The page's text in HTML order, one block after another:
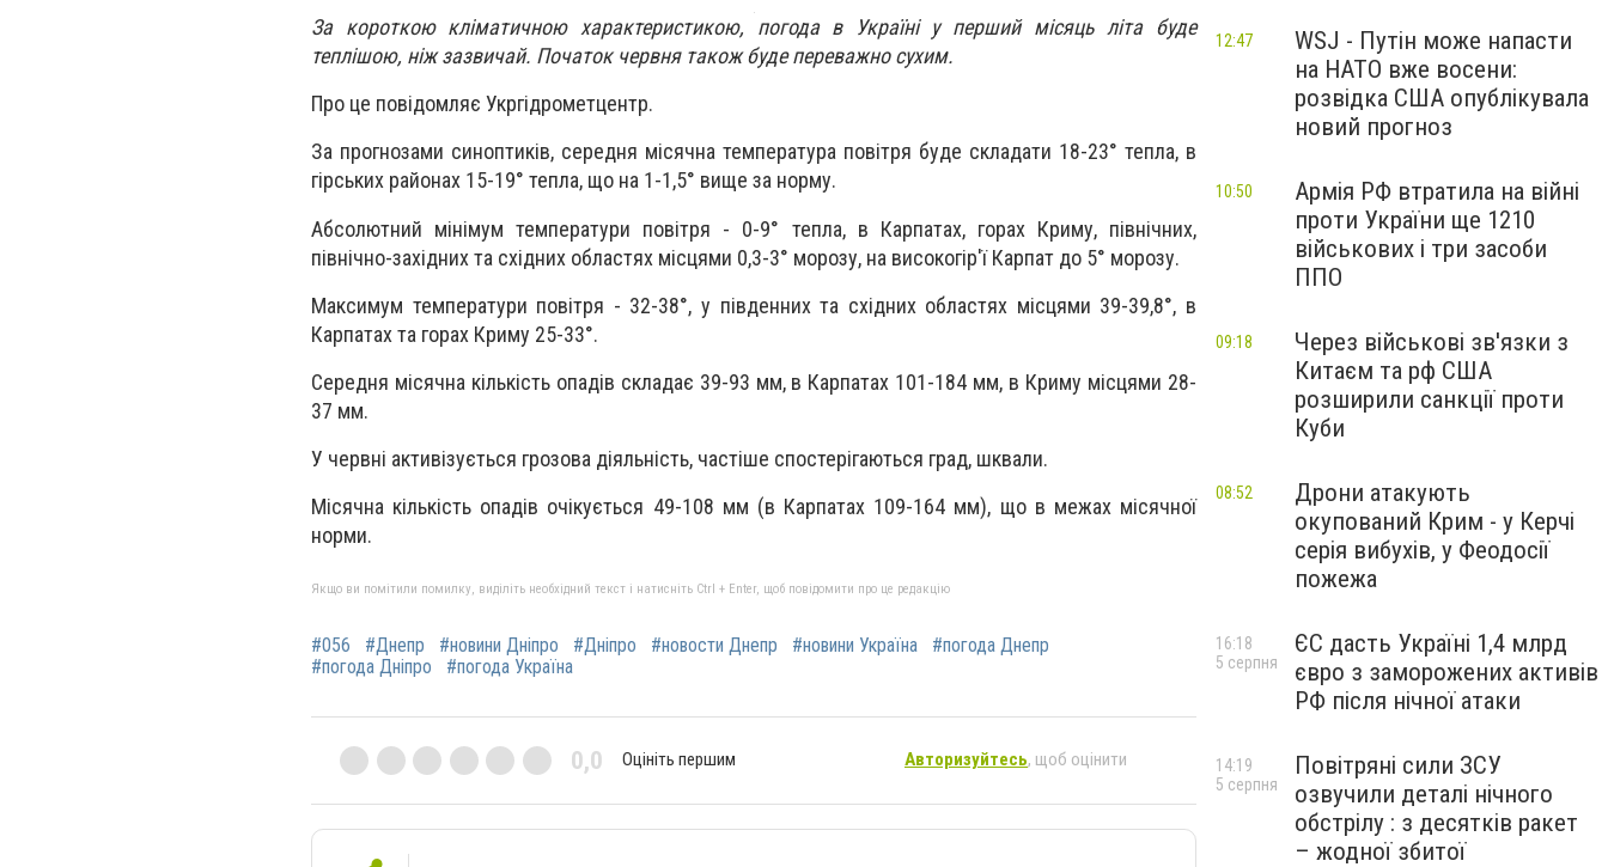
За короткою кліматичною характеристикою, погода в Україні у перший місяць літа буде
теплішою, ніж зазвичай. Початок червня також буде переважно сухим.
Про це повідомляє Укргідрометцентр.
За прогнозами синоптиків, середня місячна температура повітря буде складати 18-23° тепла, в
гірських районах 15-19° тепла, що на 1-1,5° вище за норму.
Абсолютний мінімум температури повітря - 0-9° тепла, в Карпатах, горах Криму, північних,
північно-західних та східних областях місцями 0,3-3° морозу, на високогір′ї Карпат до 5° морозу.
Максимум температури повітря - 32-38°, у південних та східних областях місцями 39-39,8°, в
Карпатах та горах Криму 25-33°.
Середня місячна кількість опадів складає 39-93 мм, в Карпатах 101-184 мм, в Криму місцями 28-
37 мм.
У червні активізується грозова діяльність, частіше спостерігаються град, шквали.
Місячна кількість опадів очікується 49-108 мм (в Карпатах 109-164 мм), що в межах місячної
норми.
Якщо ви помітили помилку, виділіть необхідний текст і натисніть Ctrl + Enter, щоб повідомити про це редакцію
#056 #Днепр #новини Дніпро #Дніпро #новости Днепр #новини Україна
#погода Днепр
#погода Дніпро
#погода Україна
0,0 Оцініть першим Авторизуйтесь, щоб оцінити
WSJ - Путін може напасти
на НАТО вже восени:
розвідка США опублікувала
новий прогноз
12:47
Армія РФ втратила на війні
проти України ще 1210
військових і три засоби
ППО
10:50
Через військові зв'язки з
Китаєм та рф США
розширили санкції проти
Куби
09:18
Дрони атакують
окупований Крим - у Керчі
серія вибухів, у Феодосії
пожежа
08:52
ЄС дасть Україні 1,4 млрд
євро з заморожених активів
РФ після нічної атаки
16:18
5 серпня
Повітряні сили ЗСУ
озвучили деталі нічного
обстрілу : з десятків ракет
– жодної збитої
14:19
5 серпня